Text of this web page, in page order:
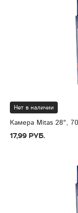
Нет в наличии
Камера Mitas 28",
17,99 руб.